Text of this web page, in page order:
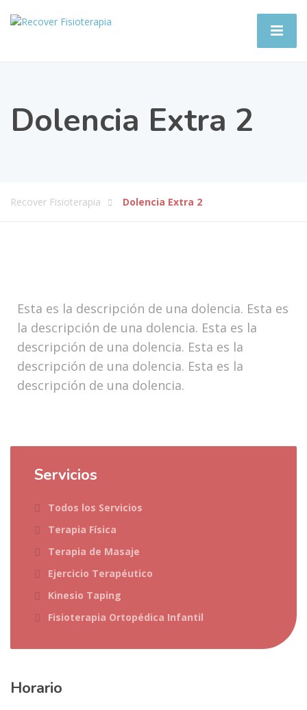
Dolencia Extra 2
Recover Fisioterapia Dolencia Extra 2
Esta es la descripción de una dolencia. Esta es
la descripción de una dolencia. Esta es la
descripción de una dolencia. Esta es la
descripción de una dolencia. Esta es la
descripción de una dolencia.
Servicios
Todos los Servicios
Terapia Física
Terapia de Masaje
Ejercicio Terapéutico
Kinesio Taping
Fisioterapia Ortopédica Infantil
Horario